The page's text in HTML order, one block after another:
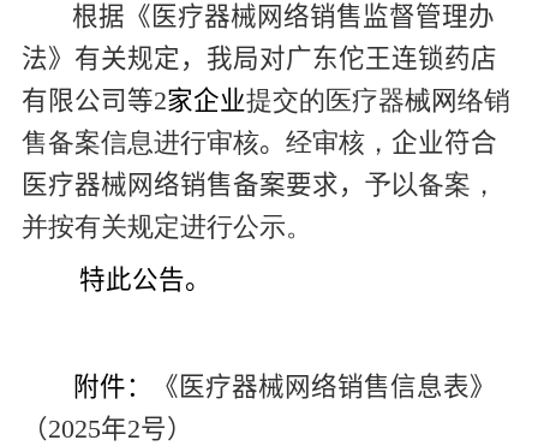
根据《医疗器械网络销售监督管理办
法》有关规定，我局对广东佗王连锁药店
有限公司等2家企业提交的医疗器械网络销
售备案信息进行审核。 经审核， 企业符合
医疗器械网络销售备案要求， 予以备案，
并按有关规定进行公示。
特此公告。
附件：
《医疗器械网络销售信息表》
（2025年2号）